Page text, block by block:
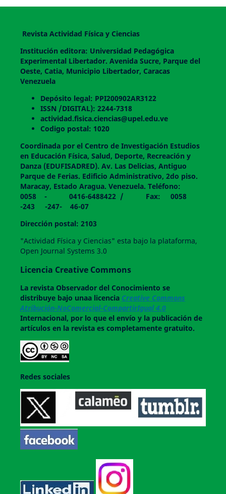
Revista Actividad Física y Ciencias
Institución editora: Universidad Pedagógica
Experimental Libertador. Avenida Sucre, Parque del
Oeste, Catia, Municipio Libertador, Caracas
Venezuela
Depósito legal: PPI200902AR3122
ISSN /DIGITAL): 2244-7318
actividad.fisica.ciencias@upel.edu.ve
Codigo postal: 1020
Coordinada por el Centro de Investigación Estudios
en Educación Física, Salud, Deporte, Recreación y
Danza (EDUFISADRED). Av. Las Delicias, Antiguo
Parque de Ferias. Edificio Administrativo, 2do piso.
Maracay, Estado Aragua. Venezuela. Teléfono:
0058 - 0416-6488422 / Fax: 0058
-243 -247- 46-07
Dirección postal: 2103
"Actividad Física y Ciencias" esta bajo la plataforma,
Open Journal Systems 3.0
Licencia Creative Commons
La revistaObservador del Conocimiento se
distribuye bajo unaa licencia Creative Commons
Atribución-NoComercial-CompartirIgual 4.0
Internacional, por lo que el envío y la publicación de
artículos en la revista es completamente gratuito.
Redes sociales